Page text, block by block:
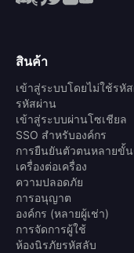
สินค้า
เข้าสู่ระบบโดยไม่ใช้รหั
รหัสผ่าน
เข้าสู่ระบบผ่านโซเชียล
SSO สำหรับองค์กร
การยืนยันตัวตนหลายขั้
เครื่องต่อเครื่อง
ความปลอดภัย
การอนุญาต
องค์กร (หลายผู้เช่า)
การจัดการผู้ใช้
ห้องนิรภัยรหัสลับ